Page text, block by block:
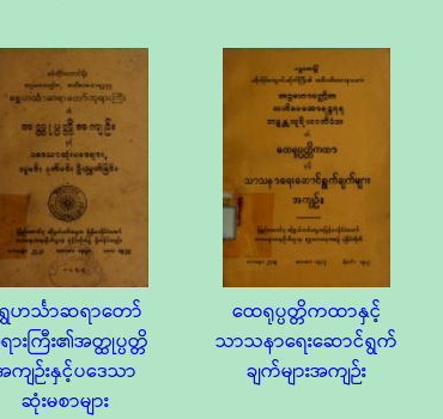
ဟင်္သာဆရာတော်
းကြီး၏အတ္ထုပ္ပတ္တိ
ကျဉ်းနှင့်ပဒေသာ
ဆုံးမစာများ
ထေရုပ္ပတ္တိကထာနှင့်
သာသနာရေးဆောင်ရွက်
ချက်များအကျဉ်း